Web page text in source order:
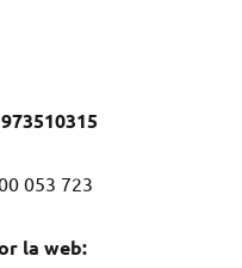
973510315
053 723
la web: